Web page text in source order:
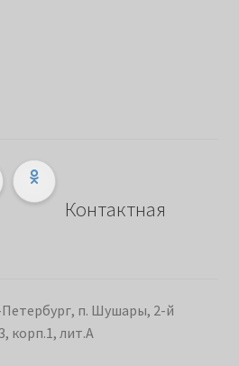
Контактная
Петербург, п. Шушары, 2-й
корп.1, лит.А